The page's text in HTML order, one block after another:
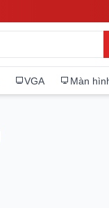
VGA Màn